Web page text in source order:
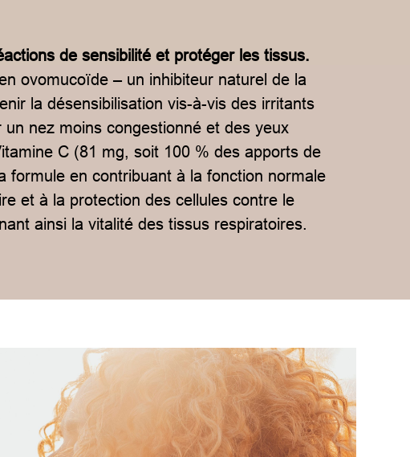
de sensibilité et protéger les tissus.
ovomucoïde – un inhibiteur naturel de la
la désensibilisation vis-à-vis des irritants
nez moins congestionné et des yeux
C (81 mg, soit 100 % des apports de
formule en contribuant à la fonction normale
et à la protection des cellules contre le
ainsi la vitalité des tissus respiratoires.